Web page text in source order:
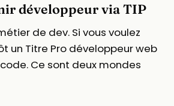
développeur via TIP
de dev. Si vous voulez
un Titre Pro développeur web
Ce sont deux mondes